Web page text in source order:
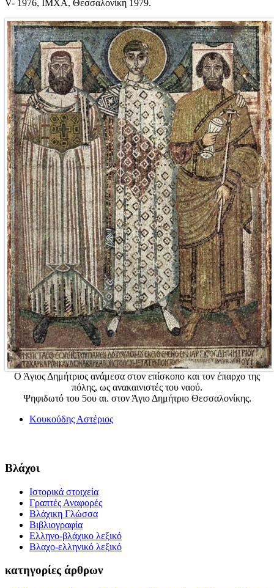
V- 1976, ΙΜΧΑ, Θεσσαλονίκη 1979.
Ο Άγιος Δημήτριος ανάμεσα στον επίσκοπο και τον έπαρχο της
πόλης, ως ανακαινιστές του ναού.
Ψηφιδωτό του 5ου αι. στον Άγιο Δημήτριο Θεσσαλονίκης.
Κουκούδης Αστέριος
Βλάχοι
Ιστορικά στοιχεία
Γραπτές Αναφορές
Βλάχικη Γλώσσα
Βιβλιογραφία
Ελληνο-βλάχικο λεξικό
Βλαχο-ελληνικό λεξικό
κατηγορίες άρθρων